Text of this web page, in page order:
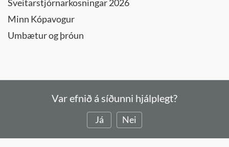
Sveitarstjórnarkosningar 2026
Minn Kópavogur
Umbætur og þróun
Var efnið á síðunni hjálplegt?
Já Nei